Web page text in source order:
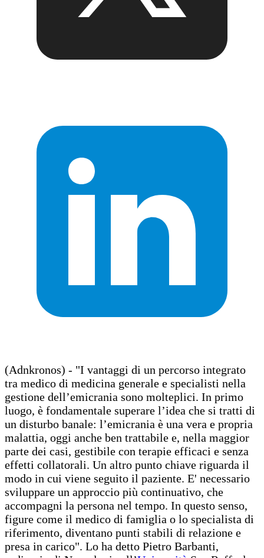
(Adnkronos) - "I vantaggi di un percorso integrato
tra medico di medicina generale e specialisti nella
gestione dell’emicrania sono molteplici. In primo
luogo, è fondamentale superare l’idea che si tratti di
un disturbo banale: l’emicrania è una vera e propria
malattia, oggi anche ben trattabile e, nella maggior
parte dei casi, gestibile con terapie efficaci e senza
effetti collatorali. Un altro punto chiave riguarda il
modo in cui viene seguito il paziente. E' necessario
sviluppare un approccio più continuativo, che
accompagni la persona nel tempo. In questo senso,
figure come il medico di famiglia o lo specialista di
riferimento, diventano punti stabili di relazione e
presa in carico". Lo ha detto Pietro Barbanti,